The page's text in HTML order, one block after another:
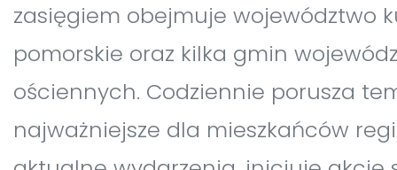
zasięgiem obejmuje województwo
pomorskie oraz kilka gmin
ościennych. Codziennie porusza
najważniejsze dla mieszkańców